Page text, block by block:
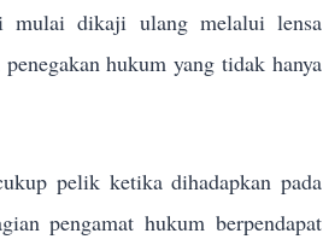
mulai dikaji ulang melalui lensa
hukum yang tidak hanya
pelik ketika dihadapkan pada
pengamat hukum berpendapat